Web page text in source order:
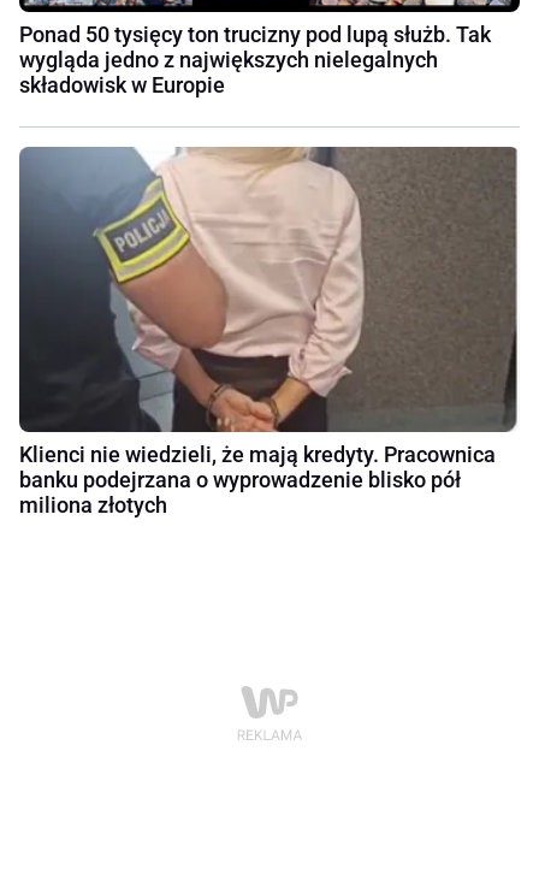
Ponad 50 tysięcy ton trucizny pod lupą służb. Tak
wygląda jedno z największych nielegalnych
składowisk w Europie
Klienci nie wiedzieli, że mają kredyty. Pracownica
banku podejrzana o wyprowadzenie blisko pół
miliona złotych